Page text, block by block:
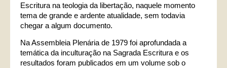
Escritura na teologia da libertação, naquele momento
tema de grande e ardente atualidade, sem todavia
chegar a algum documento.
Na Assembleia Plenária de 1979 foi aprofundada a
temática da inculturação na Sagrada Escritura e os
resultados foram publicados em um volume sob o